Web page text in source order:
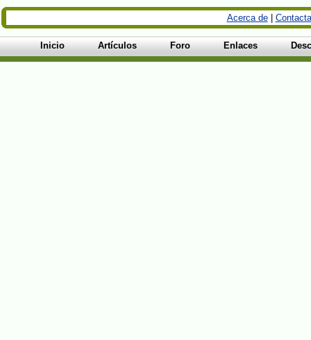
Acerca de|
Inicio Artículos Foro Enlaces